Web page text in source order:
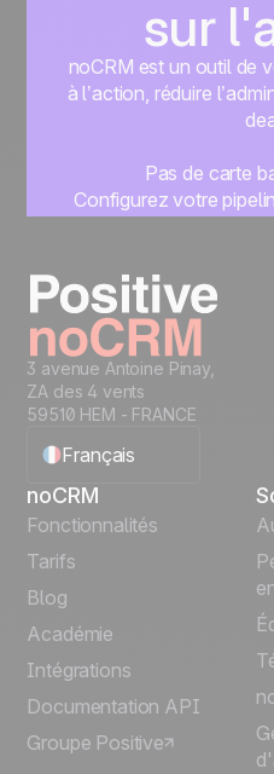
sur
noCRM est un outil de
à l’action, réduire
Pas de carte
Configurez votre
3 avenue Antoine Pinay,
ZA des 4 vents
59510 HEM - FRANCE
Français
English
Português
Italiano
Deutsch
noCRM
Fonctionnalités
Tarifs
Blog
Académie
Intégrations
Documentation API
Groupe Positive